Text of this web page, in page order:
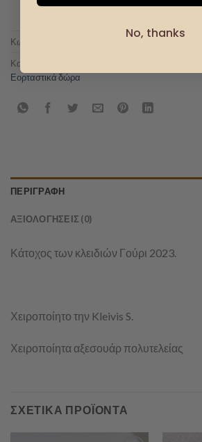
Κωδικός προϊόντος:
Κατηγορίες:
Εορταστικά δώρα
ΠΕΡΙΓΡΑΦΉ
ΑΞΙΟΛΟΓΉΣΕΙΣ (0)
Κάτοχος των κλειδιών Γούρι 2023.
Χειροποίητο την Kleivis S.
Χειροποίητα αξεσουάρ πολυτελείας
ΣΧΕΤΙΚΆ ΠΡΟΪΌΝΤΑ
No, thanks